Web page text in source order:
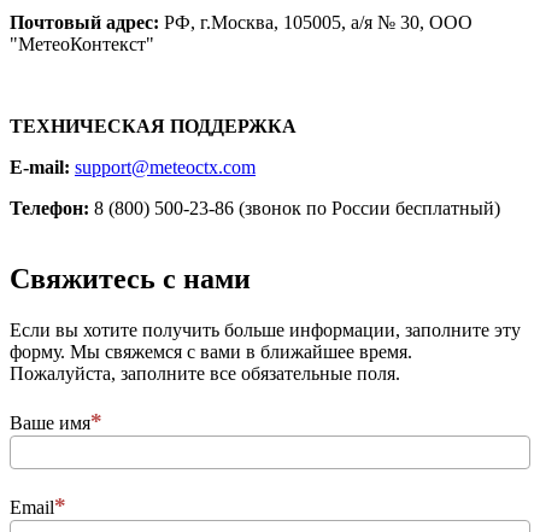
Почтовый адрес: РФ, г.Москва, 105005, а/я № 30, ООО
"МетеоКонтекст"
ТЕХНИЧЕСКАЯ ПОДДЕРЖКА
E-mail: support@meteoctx.com
Телефон: 8 (800) 500-23-86 (звонок по России бесплатный)
­Свяжитесь с нами
Если вы хотите получить больше информации, заполните эту
форму. Мы свяжемся с вами в ближайшее время.
Пожалуйста, заполните все обязательные поля.
Ваше имя
Email